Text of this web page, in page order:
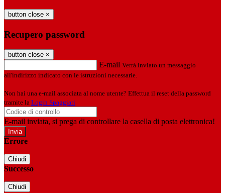
button close ×
Recupero password
button close ×
E-mail Verrà inviato un messaggio
all'indirizzo indicato con le istruzioni necessarie.
Non hai una e-mail associata al nome utente? Effettua il reset della password
tramite la Login Spaggiari
E-mail inviata, si prega di controllare la casella di posta elettronica!
Errore
Chiudi
Successo
Chiudi